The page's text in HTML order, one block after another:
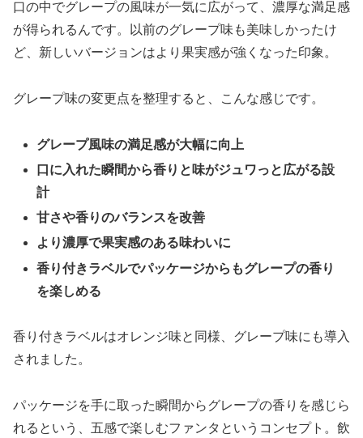
口の中でグレープの風味が一気に広がって、濃厚な満足感
が得られるんです。以前のグレープ味も美味しかったけ
ど、新しいバージョンはより果実感が強くなった印象。
グレープ味の変更点を整理すると、こんな感じです。
グレープ風味の満足感が大幅に向上
口に入れた瞬間から香りと味がジュワっと広がる設
計
甘さや香りのバランスを改善
より濃厚で果実感のある味わいに
香り付きラベルでパッケージからもグレープの香り
を楽しめる
香り付きラベルはオレンジ味と同様、グレープ味にも導入
されました。
パッケージを手に取った瞬間からグレープの香りを感じら
れるという、五感で楽しむファンタというコンセプト。飲